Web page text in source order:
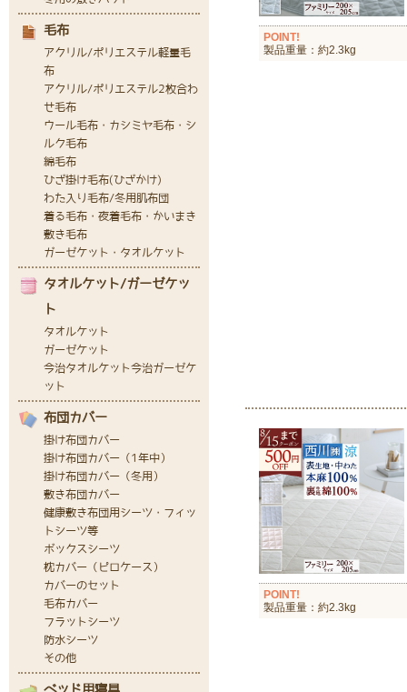
POINT!
製品重量：約2.3kg
POINT!
製品重量：約2.3kg